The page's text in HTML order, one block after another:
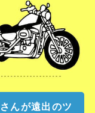
んが遠出のツ